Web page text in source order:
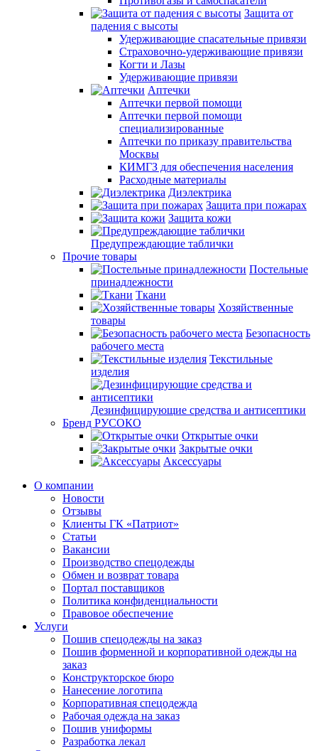
Защита от
падения с высоты
Удерживающие спасательные привязи
Страховочно-удерживающие привязи
Когти и Лазы
Удерживающие привязи
Аптечки
Аптечки первой помощи
Аптечки первой помощи
специализированные
Аптечки по приказу правительства
Москвы
КИМГЗ для обеспечения населения
Расходные материалы
Диэлектрика
Защита при пожарах
Защита кожи
Предупреждающие таблички
Прочие товары
Постельные
принадлежности
Ткани
Хозяйственные
товары
Безопасность
рабочего места
Текстильные
изделия
Дезинфицирующие средства и антисептики
Бренд РУСОКО
Открытые очки
Закрытые очки
Аксессуары
О компании
Новости
Отзывы
Клиенты ГК «Патриот»
Статьи
Вакансии
Производство спецодежды
Обмен и возврат товара
Портал поставщиков
Политика конфиденциальности
Правовое обеспечение
Услуги
Пошив спецодежды на заказ
Пошив форменной и корпоративной одежды на
заказ
Конструкторское бюро
Нанесение логотипа
Корпоративная спецодежда
Рабочая одежда на заказ
Пошив униформы
Разработка лекал